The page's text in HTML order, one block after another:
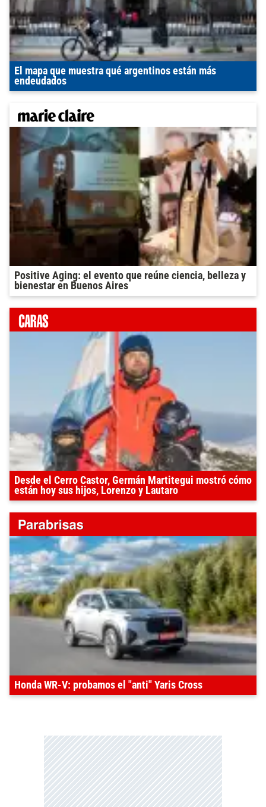
El mapa que muestra qué argentinos están más
endeudados
Positive Aging: el evento que reúne ciencia, belleza y
bienestar en Buenos Aires
Desde el Cerro Castor, Germán Martitegui mostró cómo
están hoy sus hijos, Lorenzo y Lautaro
Honda WR-V: probamos el "anti" Yaris Cross